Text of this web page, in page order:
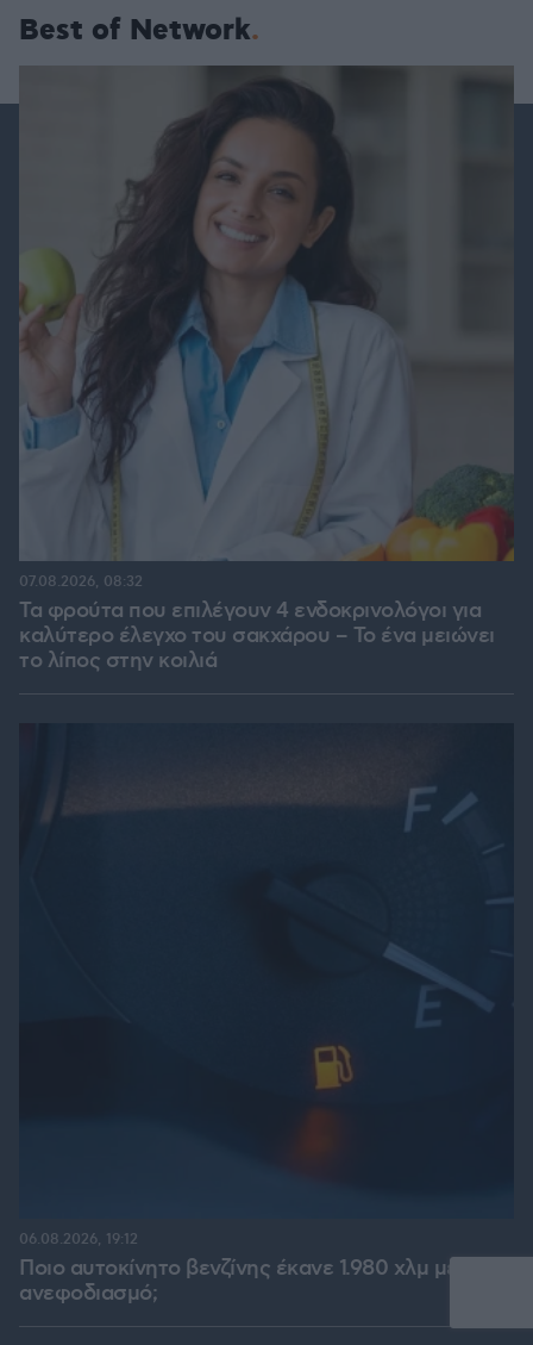
Best of Network
Τα φρούτα που επιλέγουν 4 ενδοκρινολόγοι για
καλύτερο έλεγχο του σακχάρου – Το ένα μειώνει
το λίπος στην κοιλιά
07.08.2026, 08:32
Ποιο αυτοκίνητο βενζίνης έκανε 1.980 χλμ με έναν
ανεφοδιασμό;
06.08.2026, 19:12